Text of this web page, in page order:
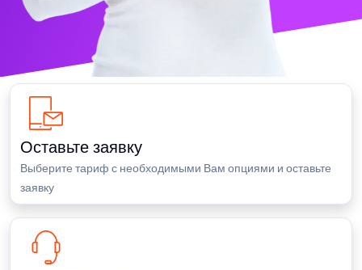
Оставьте заявку
Выберите тариф с необходимыми Вам опциями и оставьте
заявку